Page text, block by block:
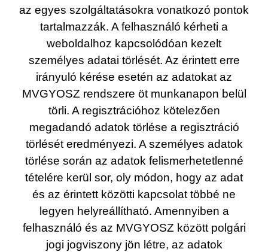
az egyes szolgáltatásokra vonatkozó pontok
tartalmazzák. A felhasználó kérheti a
weboldalhoz kapcsolódóan kezelt
személyes adatai törlését. Az érintett erre
irányuló kérése esetén az adatokat az
MVGYOSZ rendszere öt munkanapon belül
törli. A regisztrációhoz kötelezően
megadandó adatok törlése a regisztráció
törlését eredményezi. A személyes adatok
törlése során az adatok felismerhetetlenné
tételére kerül sor, oly módon, hogy az adat
és az érintett közötti kapcsolat többé ne
legyen helyreállítható. Amennyiben a
felhasználó és az MVGYOSZ között polgári
jogi jogviszony jön létre, az adatok